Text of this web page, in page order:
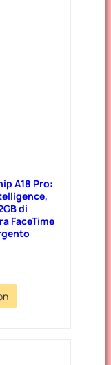
A18 Pro:
di
FaceTime